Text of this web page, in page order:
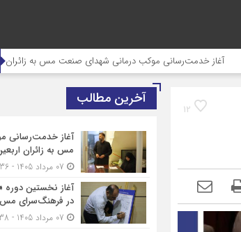
موکب درمانی شهدای صنعت مس به زائران اربعین در
12
آخرین مطالب
آغاز خدمت‌رسانی
مس به زائران
آغاز نخستین
در فرهنگ‌سرای